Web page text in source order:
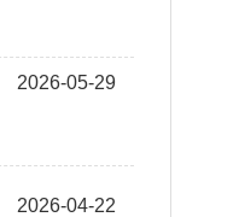
2026-05-29
2026-04-22